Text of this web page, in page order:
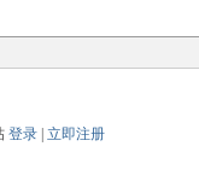
登录| 立即注册